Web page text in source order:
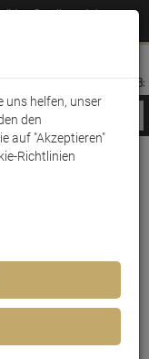
Bestellung erhalten
AUFKLAPPEN
MERKZETTEL
WARENKORB:
Körperpflege
uns helfen, unser
den
auf "Akzeptieren"
Richtlinien